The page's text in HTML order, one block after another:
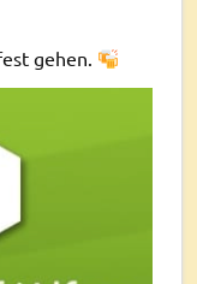
gehen.